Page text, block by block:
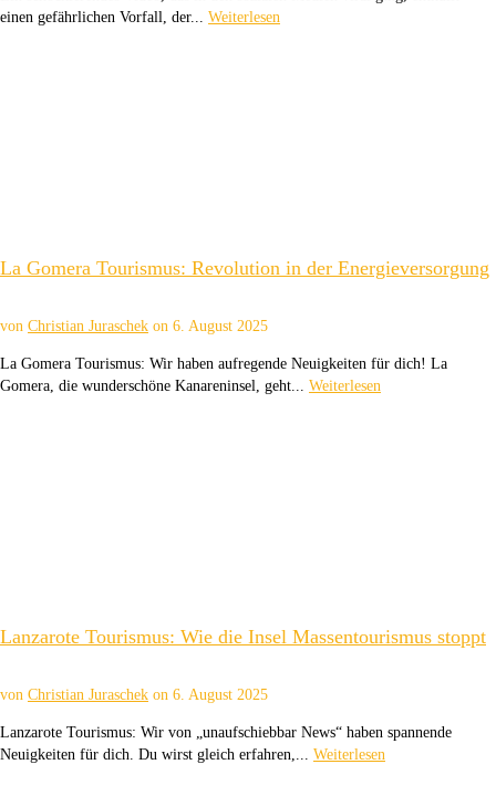
einen gefährlichen Vorfall, der... Weiterlesen
La Gomera Tourismus: Revolution in der Energieversorgung
von Christian Juraschek on 6. August 2025
La Gomera Tourismus: Wir haben aufregende Neuigkeiten für dich! La
Gomera, die wunderschöne Kanareninsel, geht... Weiterlesen
Lanzarote Tourismus: Wie die Insel Massentourismus stoppt
von Christian Juraschek on 6. August 2025
Lanzarote Tourismus: Wir von „unaufschiebbar News“ haben spannende
Neuigkeiten für dich. Du wirst gleich erfahren,... Weiterlesen